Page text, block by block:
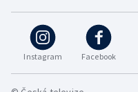
Instagram Facebook